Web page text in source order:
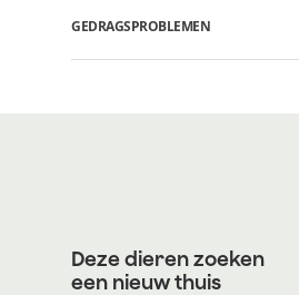
GEDRAGSPROBLEMEN
Deze dieren zoeken
een nieuw thuis